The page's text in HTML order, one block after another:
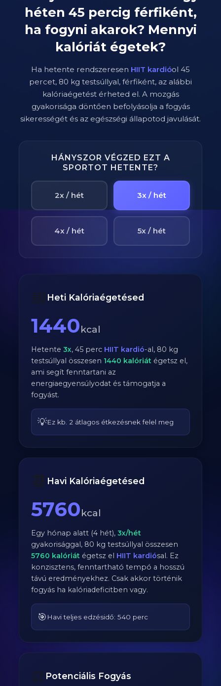
héten 45 percig férfiként,
ha fogyni akarok? Mennyi
kalóriát égetek?
Ha hetente rendszeresen HIIT kardióol 45
percet, 80 kg testsúllyal, férfiként, az alábbi
kalóriaégetést érheted el. A mozgás
gyakorisága döntően befolyásolja a fogyás
sikerességét és az egészségi állapotod javulását.
HÁNYSZOR VÉGZED EZT A
SPORTOT HETENTE?
2x / hét 3x / hét
4x / hét 5x / hét
📅 Heti Kalóriaégetésed
1440kcal
Hetente3x,45 perc HIIT kardió-al, 80 kg
testsúllyal összesen 1440 kalóriát égetsz el,
ami segít fenntartani az
energiaegyensúlyodat és támogatja a
fogyást.
💡Ez kb. 2 átlagos étkezésnek felel meg
📆 Havi Kalóriaégetésed
5760kcal
Egy hónap alatt (4 hét),3x/hét
gyakorisággal, 80 kg testsúllyal összesen
5760 kalóriát égetsz el HIIT kardiósal. Ez
konzisztens, fenntartható tempó a hosszú
távú eredményekhez. Csak akkor történik
fogyás ha kalóriadeficitben vagy.
🎯 Havi teljes edzésidő: 540 perc
⚖️ Potenciális Fogyás